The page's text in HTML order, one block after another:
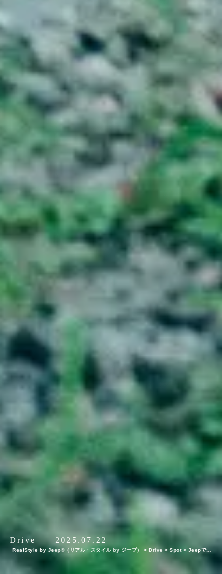
Drive 2025.07.22
RealStyle by Jeep®（リアル・スタイル by ジープ） >Drive >Spot> Jeepで行